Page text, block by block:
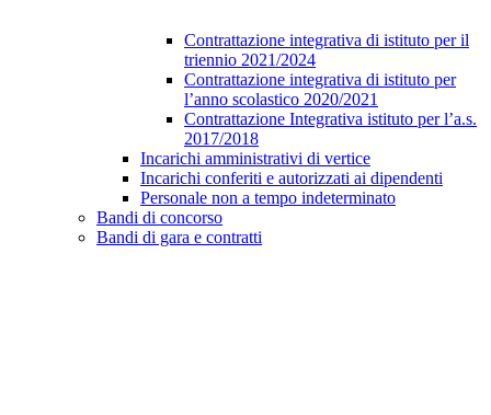
Contrattazione integrativa di istituto per il
triennio 2021/2024
Contrattazione integrativa di istituto per
l’anno scolastico 2020/2021
Contrattazione Integrativa istituto per l’a.s.
2017/2018
Incarichi amministrativi di vertice
Incarichi conferiti e autorizzati ai dipendenti
Personale non a tempo indeterminato
Bandi di concorso
Bandi di gara e contratti